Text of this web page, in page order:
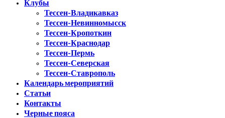
Клубы
Тессен-Владикавказ
Тессен-Невинномысск
Тессен-Кропоткин
Тессен-Краснодар
Тессен-Пермь
Тессен-Северская
Тессен-Ставрополь
Календарь мероприятий
Статьи
Контакты
Черные пояса